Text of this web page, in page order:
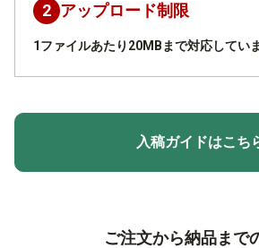
2 アップロード制限
1ファイルあたり20MBまで対応していま
入稿ガイドはこち
ご注文から納品まで